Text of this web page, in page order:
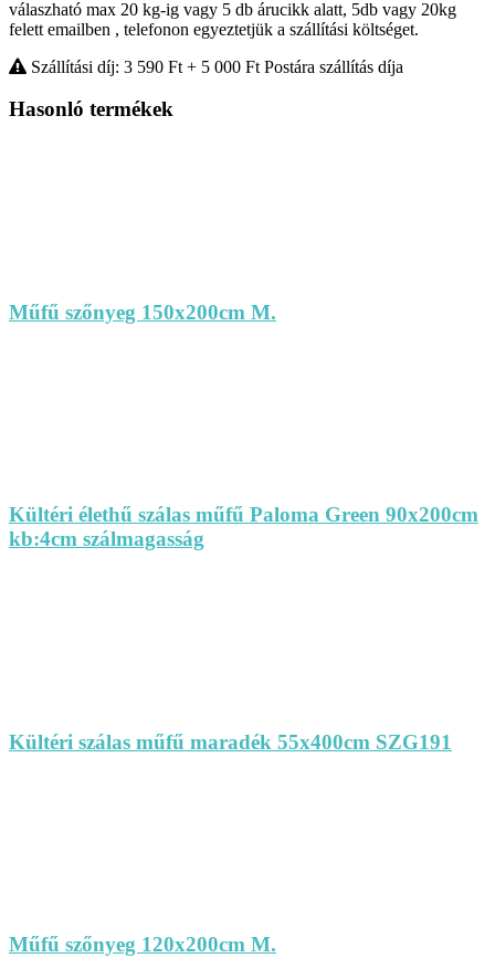
válaszható max 20 kg-ig vagy 5 db árucikk alatt, 5db vagy 20kg
felett emailben , telefonon egyeztetjük a szállítási költséget.
Szállítási díj: 3 590 Ft + 5 000 Ft Postára szállítás díja
Hasonló termékek
Műfű szőnyeg 150x200cm M.
Kültéri élethű szálas műfű Paloma Green 90x200cm
kb:4cm szálmagasság
Kültéri szálas műfű maradék 55x400cm SZG191
Műfű szőnyeg 120x200cm M.